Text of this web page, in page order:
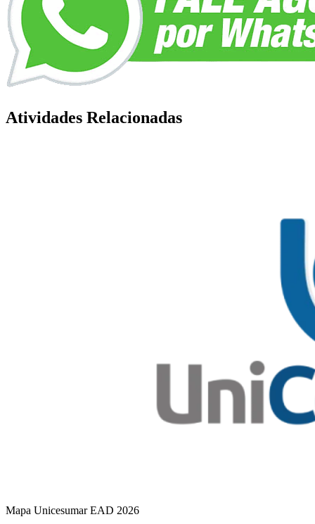
Atividades Relacionadas
Mapa Unicesumar EAD 2026